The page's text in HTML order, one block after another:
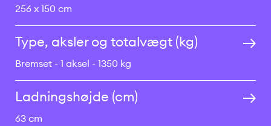
256 x 150 cm
Type, aksler og totalvægt (kg)
Bremset 1 aksel 1350 kg
Ladningshøjde (cm)
63 cm